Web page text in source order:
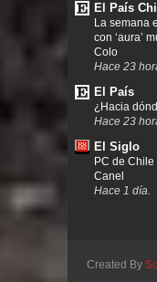
El País
La semana
con ‘aura’
Colo
Hace 23
El País
¿Hacia
Hace 23
El Siglo
PC de
Canel
Hace 1 día.
Created By